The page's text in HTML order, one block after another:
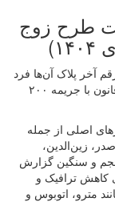
طرح زوج
پلاک آن‌ها فرد
یا زوج (بسته به روز طرح) باشد، برخورد و اعمال قانون با جریمه ۲۰۰
اصلی از جمله
زین‌الدین،
و سنگین گزارش
ترافیک و
مترو، اتوبوس و